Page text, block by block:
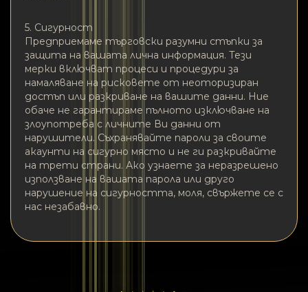
5. Сигурност
Предприемаме търговски разумни стъпки за
защита на вашата лична информация. Тези
мерки включват процеси и процедури за
намаляване на рисковете от неоторизиран
достъп или разкриване на вашите данни. Ние
обаче не гарантираме пълното изключване на
злоупотреба с личните Ви данни от
нарушители. Съхранявайте пароли за своите
акаунти на сигурно място и не ги разкривайте
на трети страни. Ако узнаете за неразрешено
използване на вашата парола или друго
нарушение на сигурността, моля, свържете се с
нас незабавно.